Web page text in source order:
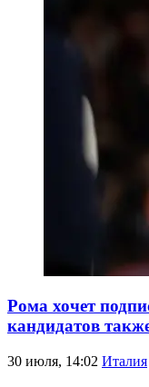
Рома хочет
кандидатов
30 июля, 14:02 Италия